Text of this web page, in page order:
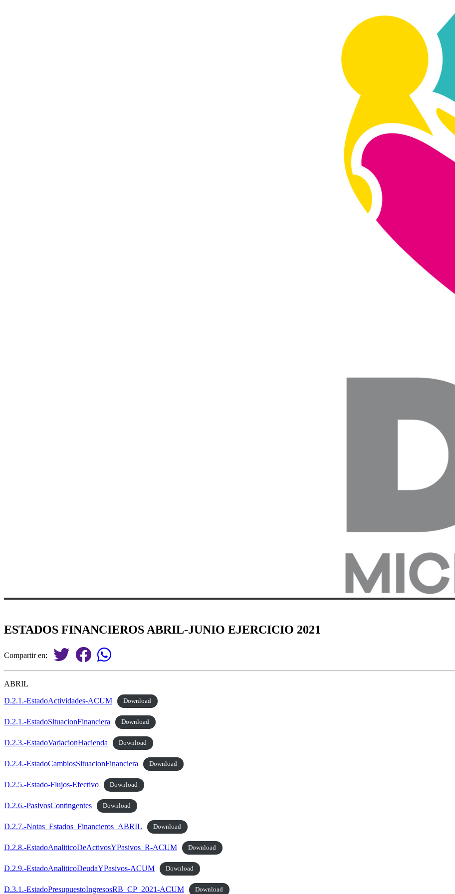
ESTADOS FINANCIEROS ABRIL-JUNIO EJERCICIO 2021
Compartir en:
ABRIL
D.2.1.-EstadoActividades-ACUM
Download
D.2.1.-EstadoSituacionFinanciera Download
D.2.3.-EstadoVariacionHacienda Download
D.2.4.-EstadoCambiosSituacionFinanciera Download
D.2.5.-Estado-Flujos-Efectivo Download
D.2.6.-PasivosContingentes Download
D.2.7.-Notas_Estados_Financieros_ABRIL Download
D.2.8.-EstadoAnaliticoDeActivosYPasivos_R-ACUM Download
D.2.9.-EstadoAnaliticoDeudaYPasivos-ACUM Download
D.3.1.-EstadoPresupuestoIngresosRB_CP_2021-ACUM Download